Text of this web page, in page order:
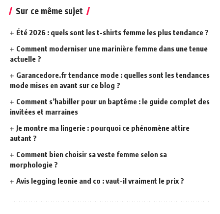
Sur ce même sujet
Été 2026 : quels sont les t-shirts femme les plus tendance ?
Comment moderniser une marinière femme dans une tenue
actuelle ?
Garancedore.fr tendance mode : quelles sont les tendances
mode mises en avant sur ce blog ?
Comment s’habiller pour un baptême : le guide complet des
invitées et marraines
Je montre ma lingerie : pourquoi ce phénomène attire
autant ?
Comment bien choisir sa veste femme selon sa
morphologie ?
Avis legging leonie and co : vaut-il vraiment le prix ?